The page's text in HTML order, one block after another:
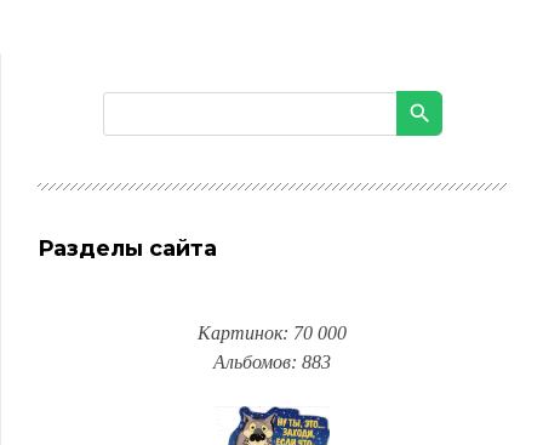
Разделы сайта
Картинок: 70 000
Альбомов: 883